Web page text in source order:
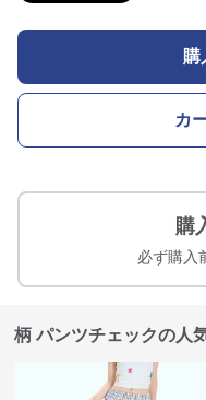
購
カ
購
必ず購入
柄 パンツチェックの人